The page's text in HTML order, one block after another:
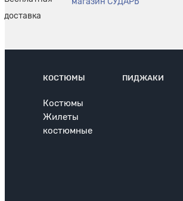
КОСТЮМЫ
Костюмы
Жилеты
костюмные
ПИДЖАКИ